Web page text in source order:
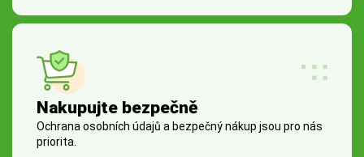
Nakupujte bezpečně
Ochrana osobních údajů a bezpečný nákup jsou pro nás
priorita.